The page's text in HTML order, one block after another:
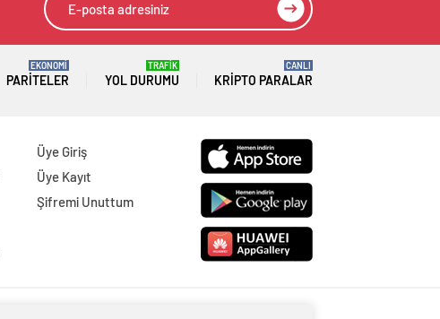
PARITELER
EKONOMİ
YOL DURUMU
TRAFİK
KRIPTO PARALAR
CANLI
Üye Giriş
Üye Kayıt
Şifremi Unuttum